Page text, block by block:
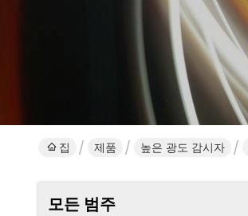
집 제품 높은 광도 감시자
모든 범주